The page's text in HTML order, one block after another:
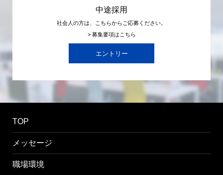
中途採用
社会人の方は、こちらからご応募ください。
> 募集要項はこちら
エントリー
TOP
メッセージ
職場環境